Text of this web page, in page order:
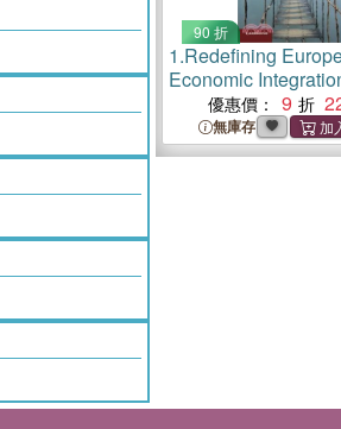
90 折
1.Redefining
Economic
優惠價： 9
無庫存